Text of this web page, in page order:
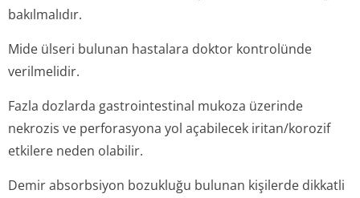
bakılmalıdır.
Mide ülseri bulunan hastalara doktor kontrolünde
verilmelidir.
Fazla dozlarda gastrointestinal mukoza üzerinde
nekrozis ve perforasyona yol açabilecek iritan/korozif
etkilere neden olabilir.
Demir absorbsiyon bozukluğu bulunan kişilerde dikkatli